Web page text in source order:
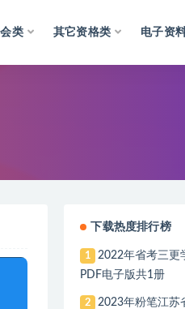
类 其它资格类 电子资
下载热度排行榜
1
2022年省考三更
PDF电子版共1册
2 2023年粉笔江苏